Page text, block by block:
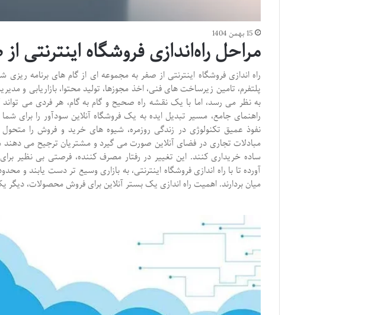
15 بهمن 1404
مراحل راه‌اندازی فروشگاه اینترنتی
راه اندازی فروشگاه اینترنتی از صفر به مجموعه ای از گام های برنامه ریزی
پلتفرم، تامین زیرساخت های فنی، اخذ مجوزها، تولید محتوا، بازاریابی و
به نظر می رسد، اما با یک نقشه راه صحیح و گام به گام، هر فردی می
راهنمای جامع، مسیر تبدیل ایده به یک فروشگاه آنلاین سودآور را برای
نفوذ عمیق تکنولوژی در زندگی روزمره، شیوه های خرید و فروش را
مبادلات تجاری در فضای آنلاین صورت می گیرد و مشتریان ترجیح می
ساده خریداری کنند. این تغییر در رفتار مصرف کننده، فرصتی بی نظیر
آورده تا با راه اندازی فروشگاه اینترنتی، به بازاری وسیع تر دست یابند و
میان بردارند. اهمیت راه اندازی یک بستر آنلاین برای فروش محصولات،